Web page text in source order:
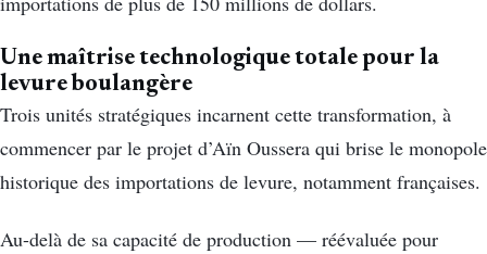
Une maîtrise technologique totale pour la
levure boulangère
Trois unités stratégiques incarnent cette transformation, à
commencer par le projet d’Aïn Oussera qui brise le monopole
historique des importations de levure, notamment françaises.
Au-delà de sa capacité de production — réévaluée pour